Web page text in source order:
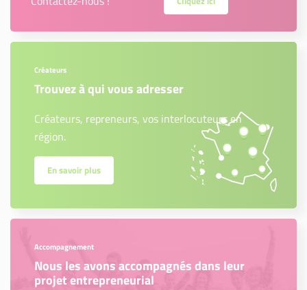
Créateurs
Trouvez à qui vous adresser
Créateurs, repreneurs, vos interlocuteurs en
région.
En savoir plus
Accompagnement
Nous les avons accompagnés dans leur
projet entrepreneurial